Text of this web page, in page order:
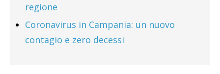
regione
Coronavirus in Campania: un nuovo
contagio e zero decessi